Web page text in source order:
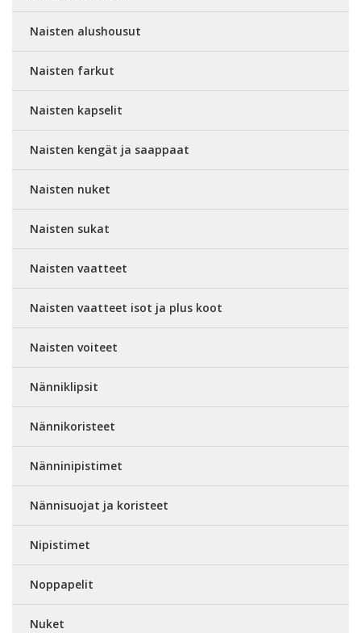
Naisten alushousut
Naisten farkut
Naisten kapselit
Naisten kengät ja saappaat
Naisten nuket
Naisten sukat
Naisten vaatteet
Naisten vaatteet isot ja plus koot
Naisten voiteet
Nänniklipsit
Nännikoristeet
Nänninipistimet
Nännisuojat ja koristeet
Nipistimet
Noppapelit
Nuket